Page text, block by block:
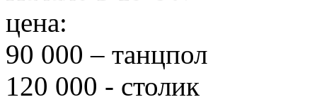
цена:
90 000 – танцпол
120 000 - столик